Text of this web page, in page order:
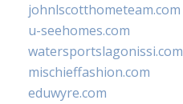
johnlscotthometeam.com
u-seehomes.com
watersportslagonissi.com
mischieffashion.com
eduwyre.com